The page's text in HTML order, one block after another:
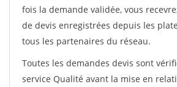
fois la demande validée, vous
de devis enregistrées depuis les
tous les partenaires du réseau.
Toutes les demandes devis sont
service Qualité avant la mise en